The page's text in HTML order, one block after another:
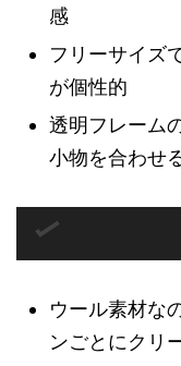
感
フリーサイズ
が個性的
透明フレーム
小物を合わせ
ウール素材な
ンごとにクリ